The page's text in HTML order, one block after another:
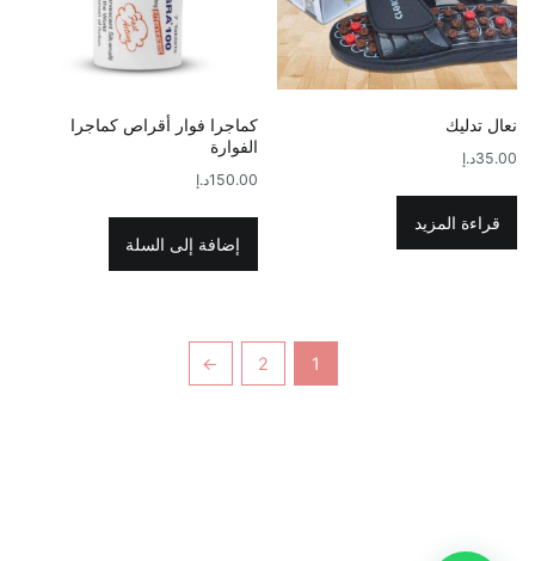
نعال تدليك
35.00د.إ
قراءة المزيد
كماجرا فوار أقراص كماجرا
الفوارة
150.00د.إ
إضافة إلى السلة
1
2
←